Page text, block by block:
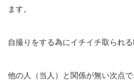
ます。
自撮りをする為にイチイチ取られる
他の人（当人）と関係が無い次点